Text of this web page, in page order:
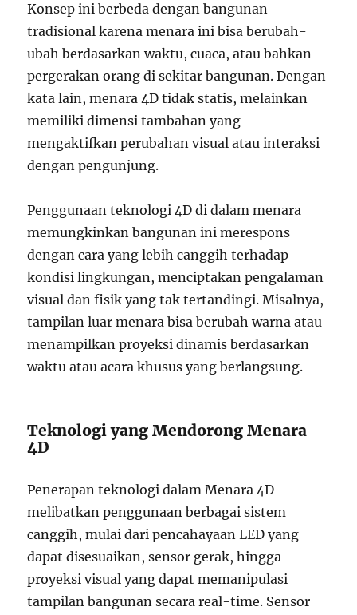
Konsep ini berbeda dengan bangunan
tradisional karena menara ini bisa berubah-
ubah berdasarkan waktu, cuaca, atau bahkan
pergerakan orang di sekitar bangunan. Dengan
kata lain, menara 4D tidak statis, melainkan
memiliki dimensi tambahan yang
mengaktifkan perubahan visual atau interaksi
dengan pengunjung.
Penggunaan teknologi 4D di dalam menara
memungkinkan bangunan ini merespons
dengan cara yang lebih canggih terhadap
kondisi lingkungan, menciptakan pengalaman
visual dan fisik yang tak tertandingi. Misalnya,
tampilan luar menara bisa berubah warna atau
menampilkan proyeksi dinamis berdasarkan
waktu atau acara khusus yang berlangsung.
Teknologi yang Mendorong Menara
4D
Penerapan teknologi dalam Menara 4D
melibatkan penggunaan berbagai sistem
canggih, mulai dari pencahayaan LED yang
dapat disesuaikan, sensor gerak, hingga
proyeksi visual yang dapat memanipulasi
tampilan bangunan secara real-time. Sensor